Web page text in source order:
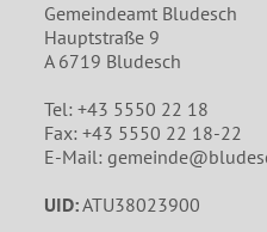
Gemeindeamt Bludesch
Hauptstraße 9
A 6719 Bludesch
Tel: +43 5550 22 18
Fax: +43 5550 22 18-22
E-Mail:
UID:ATU38023900